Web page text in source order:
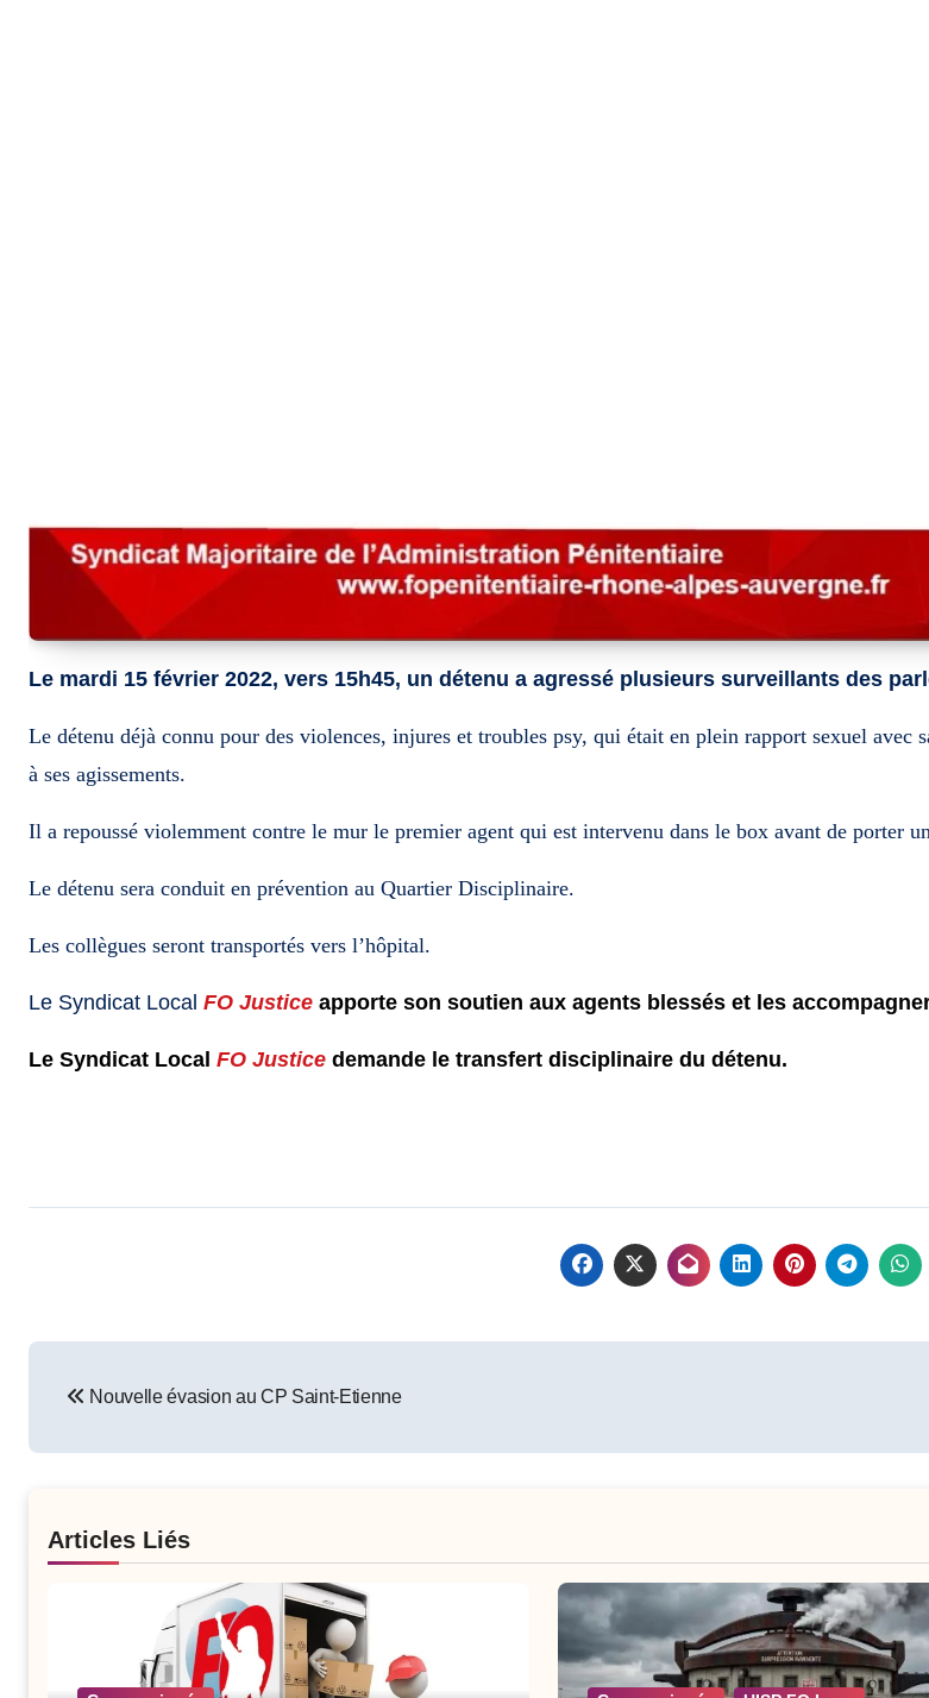
Le mardi 15 février 2022, vers 15h45, un détenu a agressé plusieurs surveillants des
Le détenu déjà connu pour des violences, injures et troubles psy, qui était en plein rapport sexuel avec
à ses agissements.
Il a repoussé violemment contre le mur le premier agent qui est intervenu dans le box avant de porter
Le détenu sera conduit en prévention au Quartier Disciplinaire.
Les collègues seront transportés vers l’hôpital.
Le Syndicat Local FO Justice apporte son soutien aux agents blessés et les
Le Syndicat Local FO Justice demande le transfert disciplinaire du détenu.
navigation
Nouvelle évasion au CP Saint-Etienne
Articles Liés